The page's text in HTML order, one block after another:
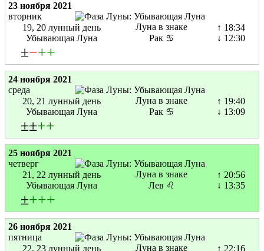
23 ноября 2021
вторник
19, 20 лунный день
Убывающая Луна
Луна в знаке
Рак ♋
↑ 18:34
↓ 12:30
±−++
24 ноября 2021
среда
20, 21 лунный день
Убывающая Луна
Луна в знаке
Рак ♋
↑ 19:40
↓ 13:09
±±++
25 ноября 2021
четверг
21, 22 лунный день
Убывающая Луна
Луна в знаке
Лев ♌
↑ 20:56
↓ 13:35
±+++
26 ноября 2021
пятница
22, 23 лунный день
Луна в знаке
↑ 22:16